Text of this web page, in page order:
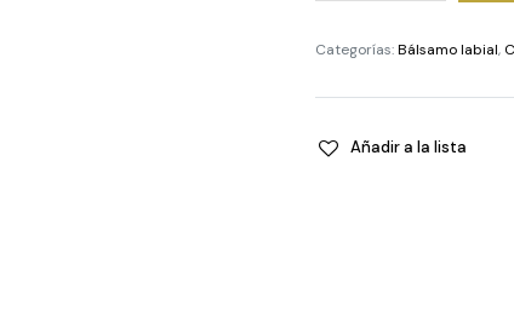
Lip
Balm
quantity
Categorías:Bálsamo labial,
Añadir a la lista